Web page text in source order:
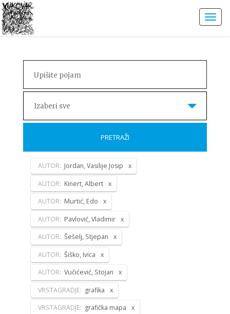
Izaberi sve
PRETRAŽI
AUTOR: Jordan, Vasilije Josip
AUTOR: Kinert, Albert
AUTOR: Murtić, Edo
AUTOR: Pavlović, Vladimir
AUTOR: Šešelj, Stjepan
AUTOR: Šiško, Ivica
AUTOR: Vučićević, Stojan
VRSTAGRADJE: grafika
VRSTAGRADJE: grafička mapa